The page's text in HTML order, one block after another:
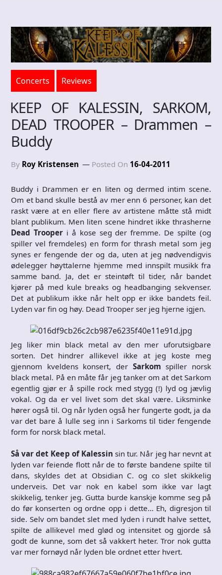
Concerts Reviews
KEEP OF KALESSIN, SARKOM,
DEAD TROOPER – Drammen –
Buddy
By Roy Kristensen Posted On 16-04-2011
Buddy i Drammen er en liten og dermed intim scene.
Om et band skulle bestå av mer enn 6 personer, kan det
raskt være at en eller flere av artistene måtte stå midt
blant publikum. Men liten scene hindret ikke thrasherne
Dead Trooper i å kose seg der fremme. De spilte (og
spiller vel fremdeles) en form for thrash metal som jeg
synes er fengende der og da, uten at jeg nødvendigvis
ødelegger høyttalerne hjemme med innspilt musikk fra
samme band. Ja, det er steintøft til tider, når bandet
kjører på med kule breaks og headbanging sekvenser.
Det at publikum ikke når helt opp er ikke bandets feil.
Lyden var fin og høy. Dead Trooper ser jeg hjerne igjen.
Jeg liker min black metal av den mer uforutsigbare
sorten. Det hindrer allikevel ikke at jeg koste meg
gjennom kveldens konsert, der Sarkomspiller norsk
black metal. På en måte får jeg tanker om at det Sarkom
egentlig gjør er å spille rock med stygg (!) lyd og jævlig
vokal. Og da er vel livet som det skal være. Liksminke
hører også til. Og når lyden også her fungerte godt, ja da
var det bare å lulle seg inn i Sarkoms til tider fengende
form for norsk black metal.
Så var det Keep of Kalessin sin tur. Når jeg har nevnt at
lyden var feiende flott når de to første bandene spilte til
dans, skyldes det at Obsidian C. og co slet skikkelig
underveis. Det var nok en kabel som ikke var lagt
skikkelig, tenker jeg. Gutta burde kanskje komme seg på
do før konserten og ordne opp i dette… Eh, digresjon til
side. Selv om bandet slet med lyden i rundt halve settet,
spilte de allikevel med glød og intensitet og gjorde så
godt de kunne, som det så vakkert heter. Tror nok gutta
var mer fornøyd når lyden ble ordnet etter hvert.